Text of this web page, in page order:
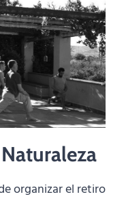
organizar el retiro